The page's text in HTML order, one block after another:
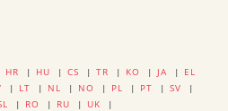
HR | HU | CS | TR | KO | JA | EL
| LT | NL | NO | PL | PT | SV |
| RO | RU | UK |